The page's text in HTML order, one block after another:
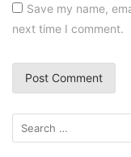
Save my name,
next time I comment.